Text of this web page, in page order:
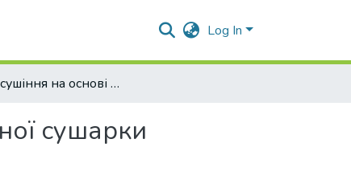
Log In
Спосіб сушіння на основі термоелектричної ліофільної сушарки
сушарки